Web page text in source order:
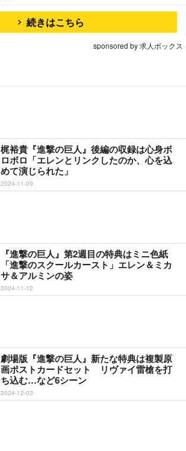
続きはこちら
sponsored by 求人ボックス
梶裕貴『進撃の巨人』後編の収録は心身ボ
ロボロ「エレンとリンクしたのか、心を込
めて演じられた」
2024-11-09
『進撃の巨人』第2週目の特典はミニ色紙
「進撃のスクールカースト」エレン＆ミカ
サ＆アルミンの姿
2024-11-12
劇場版『進撃の巨人』新たな特典は複製原
画ポストカードセット リヴァイ雷槍を打
ち込む…など6シーン
2024-12-03